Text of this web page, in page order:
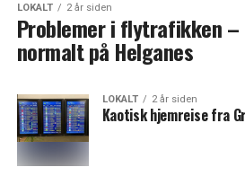
LOKALT 2 år siden
Problemer i flytrafikken –
normalt på Helganes
LOKALT 2 år siden
Kaotisk hjemreise fra